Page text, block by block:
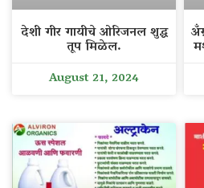
देशी गीर गायीचे ओरिजनल शुद्ध
तूप मिळेल.
August 21, 2024